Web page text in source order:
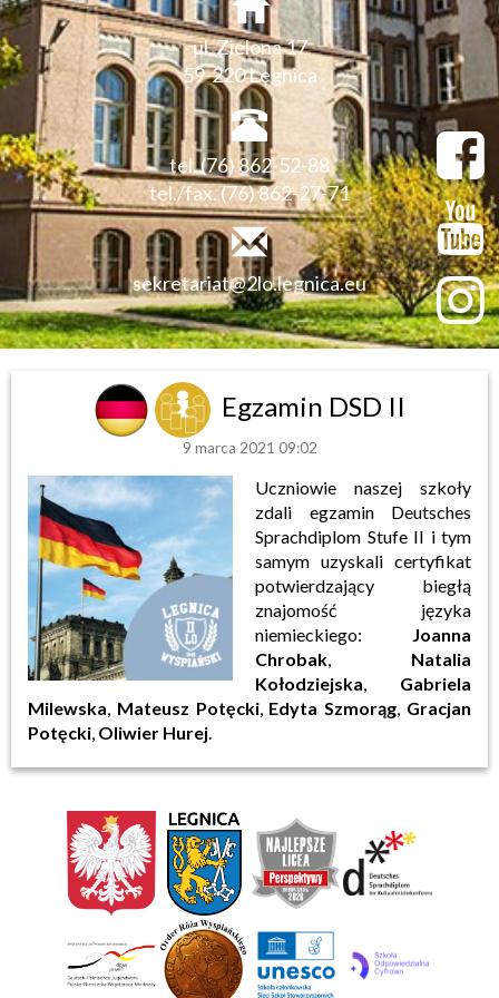
ul. Zielona 17
59-220 Legnica
tel. (76) 862-52-88
tel./fax. (76) 862-27-71
sekretariat@2lo.legnica.eu
Egzamin DSD II
9 marca 2021 09:02
Uczniowie naszej szkoły
zdali egzamin Deutsches
Sprachdiplom Stufe II i tym
samym uzyskali certyfikat
potwierdzający biegłą
znajomość języka
niemieckiego: Joanna
Chrobak, Natalia
Kołodziejska, Gabriela
Milewska, Mateusz Potęcki,Edyta Szmorąg, Gracjan
Potęcki, Oliwier Hurej.